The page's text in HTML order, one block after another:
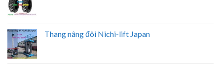
Thang nâng đôi Nichi-lift Japan